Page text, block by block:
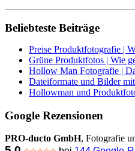
Beliebteste Beiträge
Preise Produktfotografie |
Grüne Produktfotos | Wie
Hollow Man Fotografie |
Dateiformate und Bilder
Hollowman und
Google Rezensionen
PRO-ducto GmbH, Fotografie